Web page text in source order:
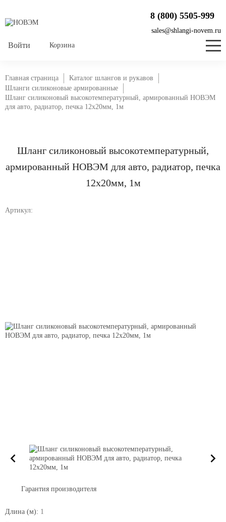
8 (800) 5505-999
sales@shlangi-novem.ru
Корзина
Главная страница
Каталог шлангов и рукавов
Шланги силиконовые армированные
Шланг силиконовый высокотемпературный, армированный НОВЭМ
для авто, радиатор, печка 12x20мм, 1м
Шланг силиконовый высокотемпературный,
армированный НОВЭМ для авто, радиатор, печка
12x20мм, 1м
Артикул:
Гарантия производителя
Длина (м): 1